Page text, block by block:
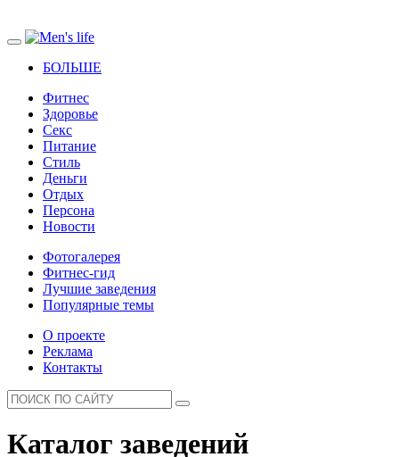
БОЛЬШЕ
Фитнес
Здоровье
Секс
Питание
Стиль
Деньги
Отдых
Персона
Новости
Фотогалерея
Фитнес-гид
Лучшие заведения
Популярные темы
О проекте
Реклама
Контакты
Каталог заведений